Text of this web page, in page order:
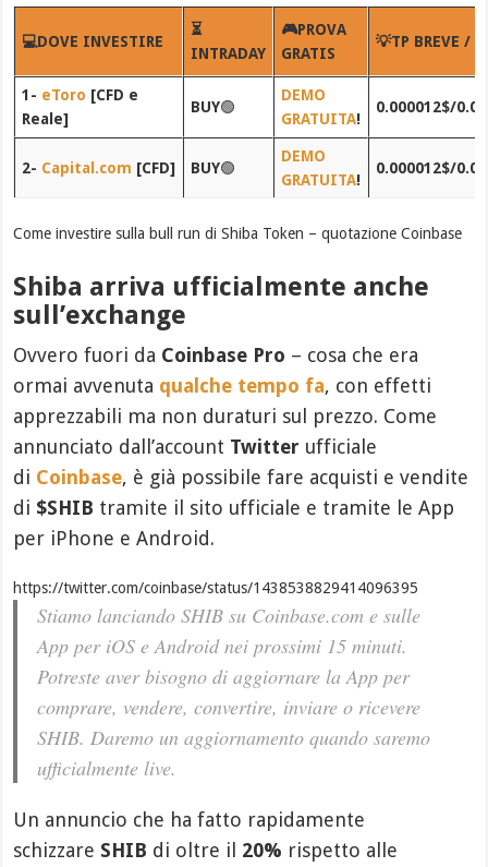
💻DOVE INVESTIRE
⏳
INTRADAY
🎮PROVA
GRATIS
💡TP BREVE /
1- eToro [CFD e
Reale]
BUY🟢
DEMO
GRATUITA!
0.000012$/
2- Capital.com [CFD] BUY🟢
DEMO
GRATUITA!
0.000012$/
Come investire sulla bull run di Shiba Token – quotazione Coinbase
Shiba arriva ufficialmente anche
sull’exchange
Ovvero fuori da Coinbase Pro – cosa che era
ormai avvenuta qualche tempo fa, con effetti
apprezzabili ma non duraturi sul prezzo. Come
annunciato dall’account Twitter ufficiale
di Coinbase, è già possibile fare acquisti e vendite
di $SHIB tramite il sito ufficiale e tramite le App
per iPhone e Android.
https://twitter.com/coinbase/status/1438538829414096395
Stiamo lanciando SHIB su Coinbase.com e sulle
App per iOS e Android nei prossimi 15 minuti.
Potreste aver bisogno di aggiornare la App per
comprare, vendere, convertire, inviare o ricevere
SHIB. Daremo un aggiornamento quando saremo
ufficialmente live.
Un annuncio che ha fatto rapidamente
schizzare SHIB di oltre il 20% rispetto alle